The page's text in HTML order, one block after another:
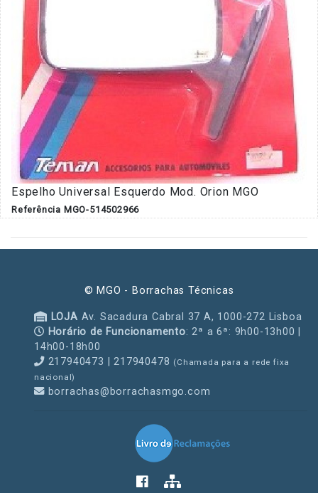
Espelho Universal Esquerdo Mod. Orion MGO
Referência MGO-514502966
© MGO - Borrachas Técnicas
LOJA Av. Sacadura Cabral 37 A, 1000-272 Lisboa
Horário de Funcionamento: 2ª a 6ª: 9h00-13h00 |
14h00-18h00
217940473 | 217940478 (Chamada para a rede fixa
nacional)
borrachas@borrachasmgo.com